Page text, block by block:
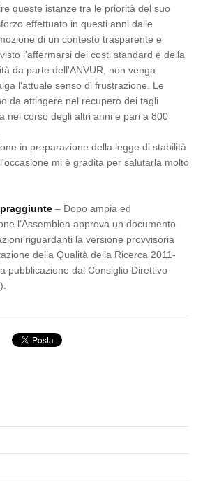
queste istanze tra le priorità del suo
effettuato in questi anni dalle
di un contesto trasparente e
l'affermarsi dei costi standard e della
da parte dell'ANVUR, non venga
l'attuale senso di frustrazione. Le
da attingere nel recupero dei tagli
nel corso degli altri anni e pari a 800
in preparazione della legge di stabilità
mi è gradita per salutarla molto
– Dopo ampia ed
l’Assemblea approva un documento
riguardanti la versione provvisoria
della Qualità della Ricerca 2011-
pubblicazione dal Consiglio Direttivo